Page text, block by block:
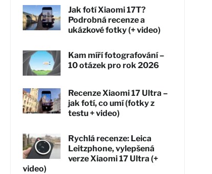
Jak fotí Xiaomi 17T?
Podrobná recenze a
ukázkové fotky (+ video)
Kam míří fotografování –
10 otázek pro rok 2026
Recenze Xiaomi 17 Ultra –
jak fotí, co umí (fotky z
testu + video)
Rychlá recenze: Leica
Leitzphone, vylepšená
verze Xiaomi 17 Ultra (+
video)